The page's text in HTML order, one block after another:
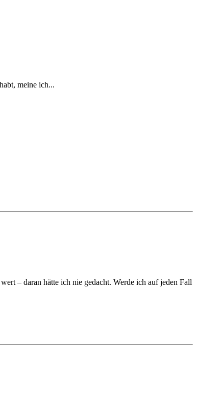
meine ich...
– daran hätte ich nie gedacht. Werde ich auf jeden Fall